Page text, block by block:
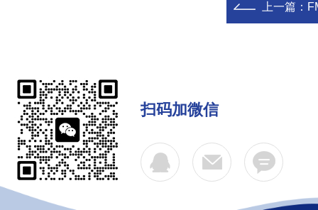
上一篇：
扫码加微信